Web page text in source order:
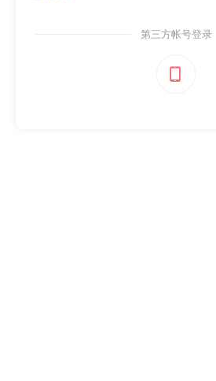
第三方帐号登录
